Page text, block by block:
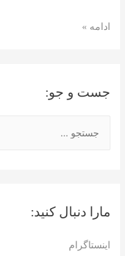
جست و جو:
بمارا دنبال کنید:
اینستاگرام
کار
ادامه »